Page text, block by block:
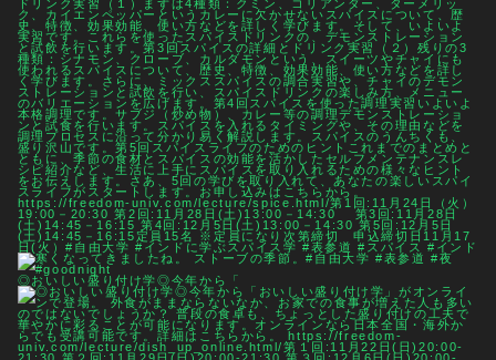
◎おいしい盛り付け学◎今年から「